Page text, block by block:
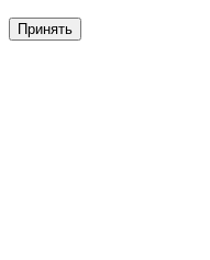
Принять